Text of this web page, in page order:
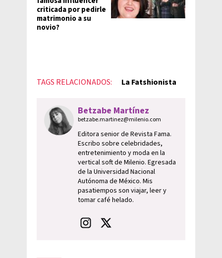
criticada por pedirle
matrimonio a su
novio?
TAGS RELACIONADOS: La Fatshionista
Betzabe Martínez
betzabe.martinez@milenio.com
Editora senior de Revista Fama.
Escribo sobre celebridades,
entretenimiento y moda en la
vertical soft de Milenio. Egresada
de la Universidad Nacional
Autónoma de México. Mis
pasatiempos son viajar, leer y
tomar café helado.